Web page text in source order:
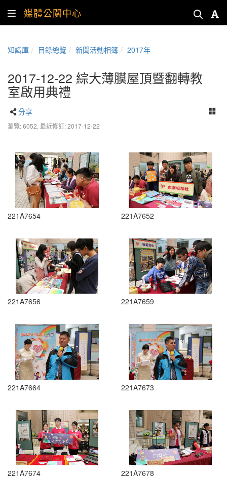
媒體公關中心
知識庫 目錄總覽 新聞活動相簿 2017年
2017-12-22 綜大薄膜屋頂暨翻轉教
室啟用典禮
分享
瀏覽: 6052, 最近修訂: 2017-12-22
221A7654 221A7652
221A7656 221A7659
221A7664 221A7673
221A7674 221A7678